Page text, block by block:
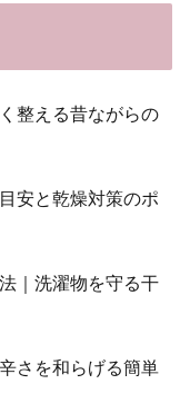
整える昔ながらの
安と乾燥対策のポ
｜洗濯物を守る干
さを和らげる簡単